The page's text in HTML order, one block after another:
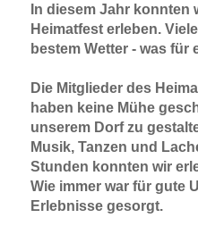
In diesem Jahr konnten
Heimatfest erleben.
bestem Wetter - was für
Die Mitglieder des
haben keine Mühe
unserem Dorf zu
Musik, Tanzen und
Stunden konnten wir
Wie immer war für gute
Erlebnisse gesorgt.